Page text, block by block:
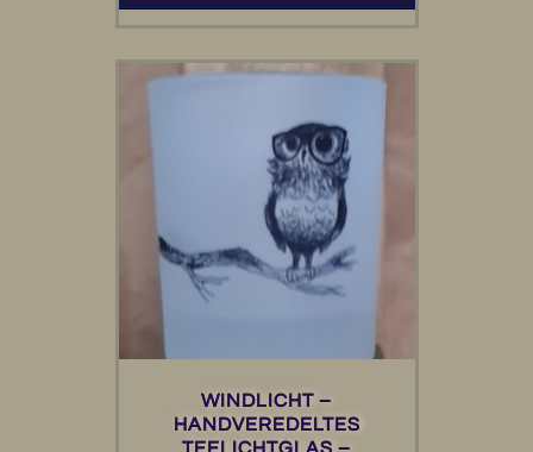
WINDLICHT –
HANDVEREDELTES